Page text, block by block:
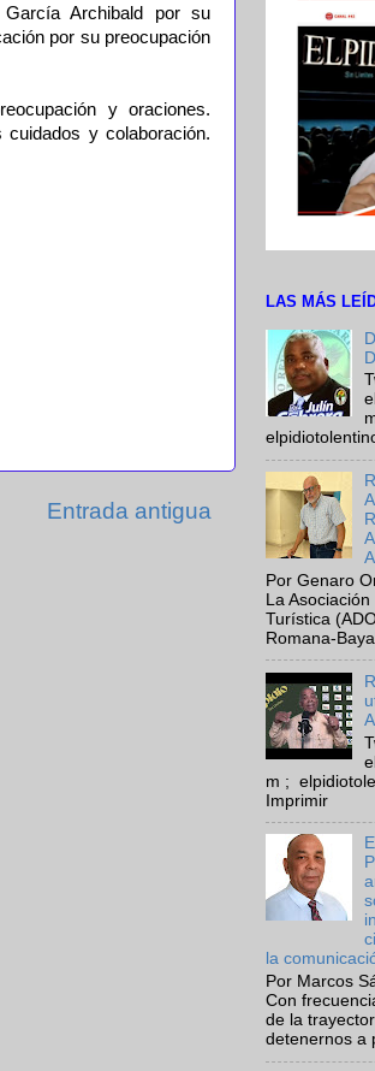
Archibald por su
por su preocupación
y oraciones.
y colaboración.
Entrada antigua
LAS MÁS
Por Genaro
La
Turística
Romana-
m ;
Imprimir
la
Por Marcos
Con
de la
detenernos a